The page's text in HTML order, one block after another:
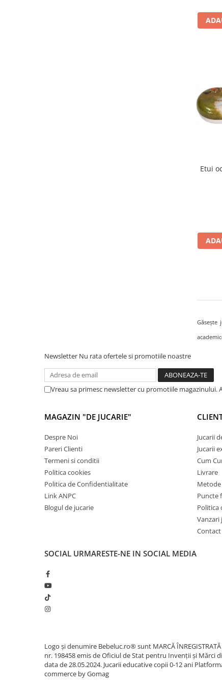
Agenda copii
Caserola compartimentata copii
Ghiozdan baieti
Sacose si Genti
Cutiuta metalica
Accesorii bebelusi
Decoratiuni camera copilului
Produse de Curatenie
Jucarii exterior
Trotinete copii
Jucarii curte
Karturi copii
Biciclete copii
Trambulina copii
Etui
Newsletter Nu rata ofertele si promotiile noastre
Vreau sa primesc newsletter cu promotiile magazinului.
MAGAZIN "DE JUCARIE"
Despre Noi
Pareri Clienti
Termeni si conditii
Politica cookies
Politica de Confidentialitate
Link ANPC
Blogul de jucarie
Jucarii
Jucarii
Cum
Livrare
Puncte
Politica
Vanzari
Contact
SOCIAL URMARESTE-NE IN SOCIAL MEDIA
Logo și denumire Bebeluc.ro® sunt MARCĂ ÎNREGISTRATĂ
nr. 198458 emis de Oficiul de Stat pentru Invenții și Mărci
data de 28.05.2024. Jucarii educative copii 0-12 ani
commerce by Gomag